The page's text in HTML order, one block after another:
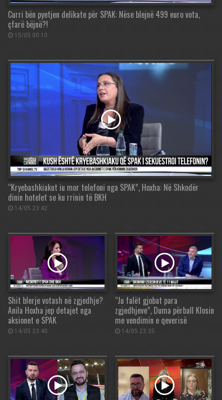
Curri bën pyetjen delikate për SPAK: Nëse blejnë 499 euro vota,
çfarë bëjnë?!
15/05 00:10
“Kryebashkiakut iu mor telefoni nga SPAK”, Hoxha: Në Shkodër
dinin hotelet se ku rrinin të BKH
14/05 23:42
Shit blerje votash në zgjedhje?
Anila Hoxha jep detajet nga
aksionet e SPAK
14/05 23:40
“Ju falët gjobat para
zgjedhjeve”, Duma përball Klosin
me vendimin e qeverisë
14/05 23:35